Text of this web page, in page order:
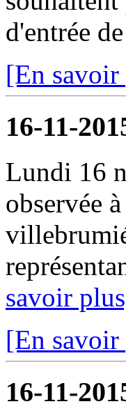
d'entrée
[En
16-11-
Lundi 16
observée
savoir
[En
16-11-